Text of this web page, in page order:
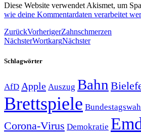
Diese Website verwendet Akismet, um
wie deine Kommentardaten verarbeitet
ZurückVorherigerZahnschmerzen
NächsterWortkargNächster
Schlagwörter
AfD Apple Auszug Bahn
Brettspiele
Corona-Virus Demokratie